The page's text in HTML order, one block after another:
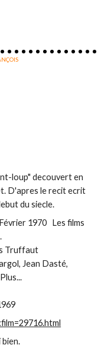
loup" decouvert en
D'apres le recit ecrit
du siecle.
1970 Les films
Truffaut
Jean Dasté,
bien.